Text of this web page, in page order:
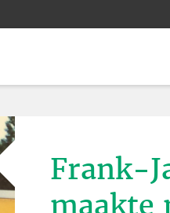
Frank-